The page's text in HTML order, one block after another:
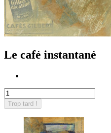
Le café instantané
Trop tard !